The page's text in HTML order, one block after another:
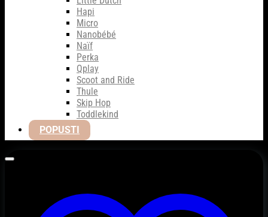
Hapi
Micro
Nanobébé
Naïf
Perka
Qplay
Scoot and Ride
Thule
Skip Hop
Toddlekind
POPUSTI